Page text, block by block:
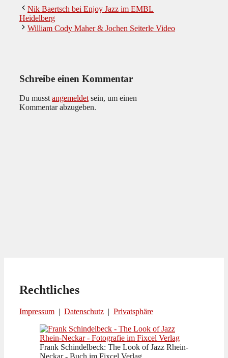
Nik Baertsch bei Enjoy Jazz im EMBL
Heidelberg
William Cody Maher & Jochen Seiterle Video
Schreibe einen Kommentar
Du musst angemeldet sein, um einen
Kommentar abzugeben.
Rechtliches
Impressum | Datenschutz | Privatsphäre
Frank Schindelbeck: The Look of Jazz Rhein-